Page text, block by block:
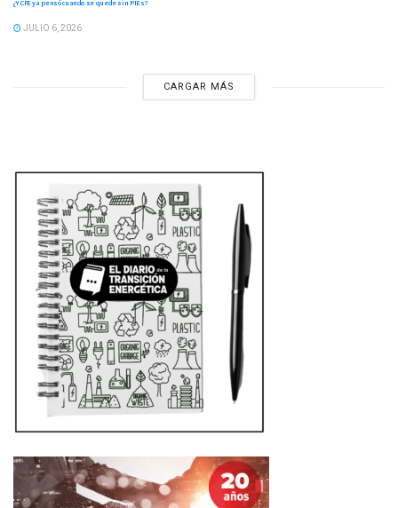
¿Y CFE ya pensó cuando se quede sin PIEs?
JULIO 6, 2026
CARGAR MÁS